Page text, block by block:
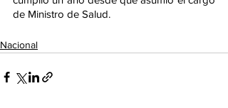
de Ministro de Salud.
Nacional